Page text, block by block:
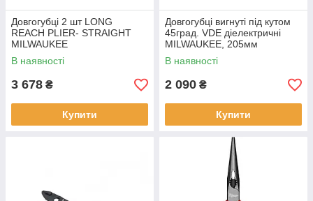
Довгогубці 2 шт LONG
REACH PLIER- STRAIGHT
MILWAUKEE
В наявності
3 678 ₴
Купити
Довгогубці вигнуті під кутом
45град. VDE діелектричні
MILWAUKEE, 205мм
В наявності
2 090 ₴
Купити